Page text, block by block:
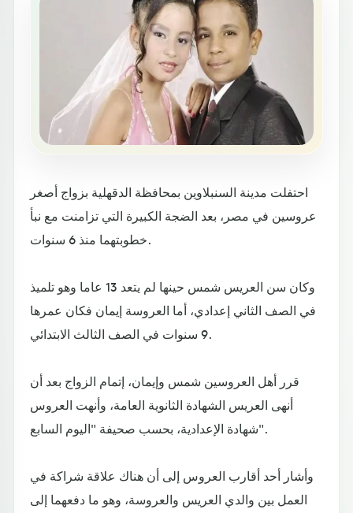
احتفلت مدينة السنبلاوين بمحافظة الدقهلية بزواج أصغر
عروسين في مصر، بعد الضجة الكبيرة التي تزامنت مع نبأ
خطوبتهما منذ 6 سنوات.
وكان سن العريس شمس حينها لم يتعد 13 عاما وهو تلميذ
في الصف الثاني إعدادي، أما العروسة إيمان فكان عمرها
9 سنوات في الصف الثالث الابتدائي.
قرر أهل العروسين شمس وإيمان، إتمام الزواج بعد أن
أنهى العريس الشهادة الثانوية العامة، وأنهت العروس
شهادة الإعدادية، بحسب صحيفة "اليوم السابع".
وأشار أحد أقارب العروس إلى أن هناك علاقة شراكة في
العمل بين والدي العريس والعروسة، وهو ما دفعهما إلى